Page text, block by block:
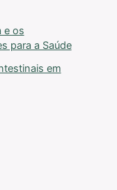
e os
para a Saúde
em